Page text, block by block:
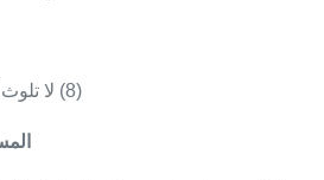
(8) لا تلوث أثناء التصنيع والاستخدام.